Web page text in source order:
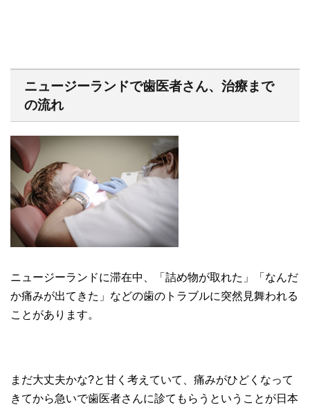
ニュージーランドで歯医者さん、治療まで
の流れ
ニュージーランドに滞在中、「詰め物が取れた」「なんだ
か痛みが出てきた」などの歯のトラブルに突然見舞われる
ことがあります。
まだ大丈夫かな?と甘く考えていて、痛みがひどくなって
きてから急いで歯医者さんに診てもらうということが日本